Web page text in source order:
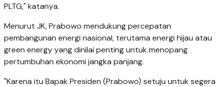
PLTG," katanya.
Menurut JK, Prabowo mendukung percepatan
pembangunan energi nasional, terutama energi hijau atau
green energy yang dinilai penting untuk menopang
pertumbuhan ekonomi jangka panjang.
"Karena itu Bapak Presiden (Prabowo) setuju untuk segera